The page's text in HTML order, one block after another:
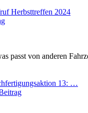
Herbsttreffen 2024
passt von anderen
13: …